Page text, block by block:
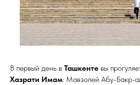
В первый день в Ташкенте вы
Хазрати Имам: Мавзолей Абу-Бакр-